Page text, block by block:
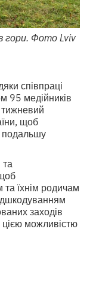
гори. Фото Lviv
співпраці
95 медійників
щоб
подальшу
їхнім родичам
заходів
можливістю